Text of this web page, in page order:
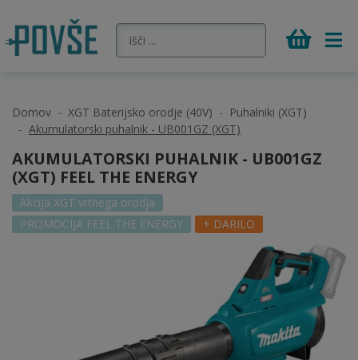
Domov XGT Baterijsko orodje (40V)
Puhalniki (XGT)
Akumulatorski puhalnik - UB001GZ (XGT)
AKUMULATORSKI PUHALNIK - UB001GZ
(XGT) FEEL THE ENERGY
Akcija XGT vrtnega orodja
PROMOCIJA FEEL THE ENERGY
+ DARILO